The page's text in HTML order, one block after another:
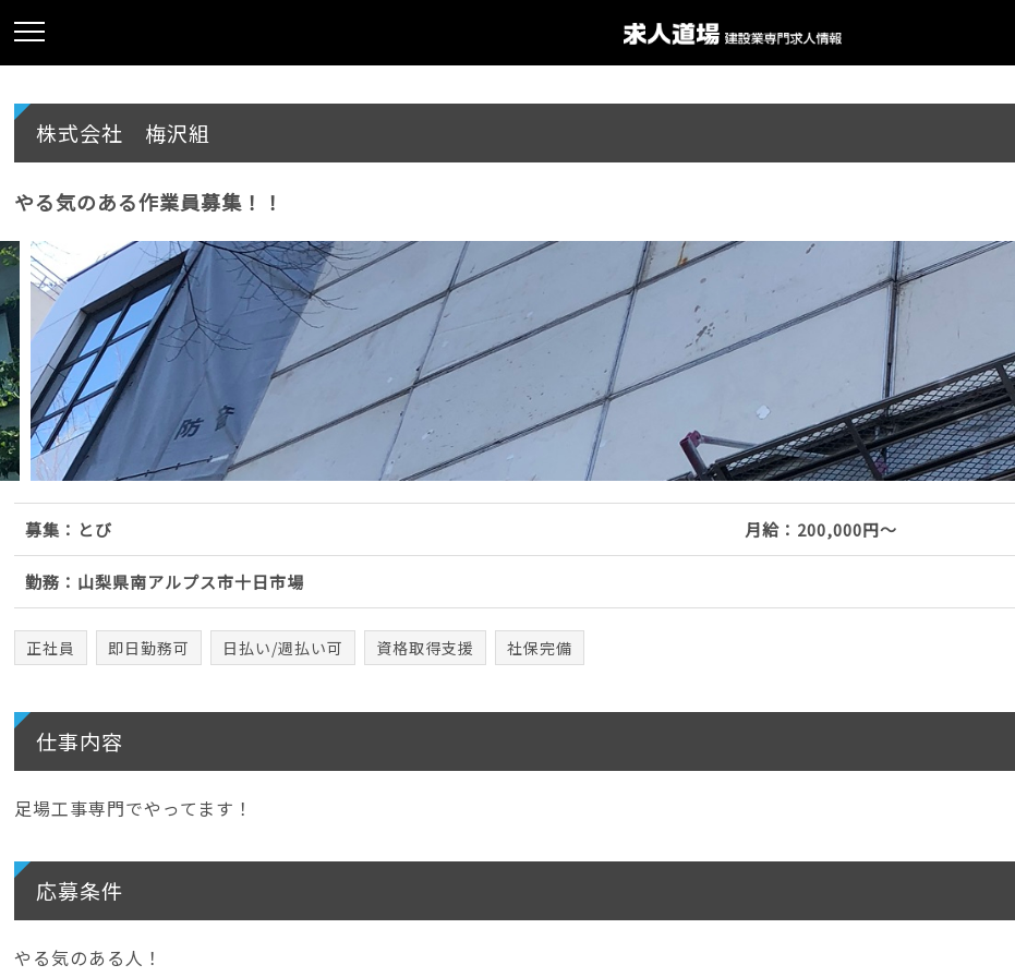
株式会社 梅沢組
やる気のある作業員募集！！
募集：とび 月給：200,000円～
勤務：山梨県南アルプス市十日市場
正社員 即日勤務可 日払い/週払い可 資格取得支援 社保完備
仕事内容
足場工事専門でやってます！
応募条件
やる気のある人！